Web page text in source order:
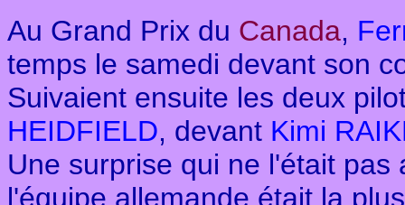
Au Grand Prix du Canada,
temps le samedi devant son
Suivaient ensuite les deux
HEIDFIELD, devant Kimi
Une surprise qui ne l'était
l'équipe allemande était la